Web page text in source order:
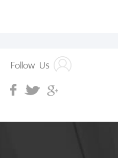
Follow Us